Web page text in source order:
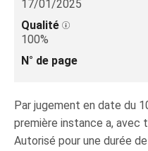
17/01/2025
Qualité
100%
N° de page
Par jugement en date du
première instance a,
Autorisé pour une durée